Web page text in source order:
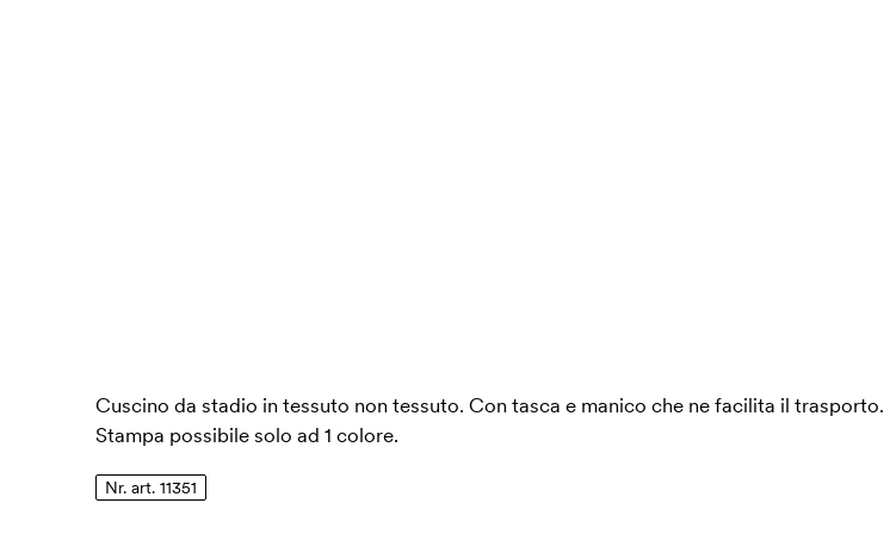
Cuscino da stadio in tessuto non tessuto. Con tasca e manico che ne facilita il trasporto.
Stampa possibile solo ad 1 colore.
Nr. art. 11351